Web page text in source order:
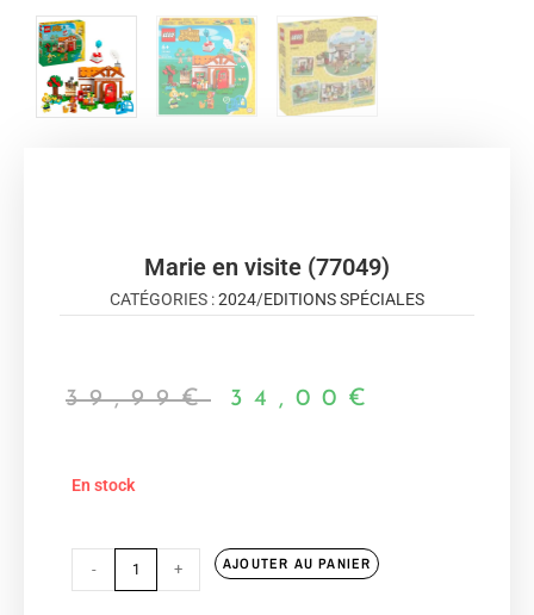
Marie en visite (77049)
CATÉGORIES :2024/EDITIONS SPÉCIALES
39,99€ 34,00 €
En stock
- + AJOUTER AU PANIER